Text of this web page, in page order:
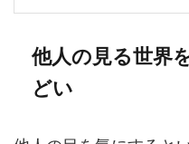
他人の見る世界
どい